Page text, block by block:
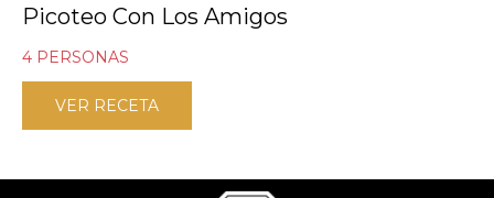
Picoteo Con Los Amigos
4 PERSONAS
VER RECETA